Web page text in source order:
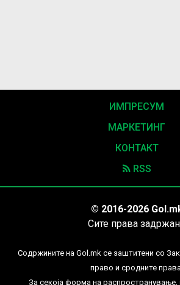
ИМПРЕСУМ
МАРКЕТИНГ
КОНТАКТ
RSS
© 2016-2026
Сите права
Содржините на Gol.mk се заштитени со
право и сродните
За секоја форма на распространување,